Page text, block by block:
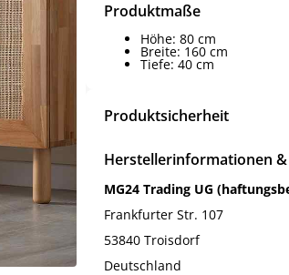
Produktmaße
Höhe: 80 cm
Breite: 160 cm
Tiefe: 40 cm
Produktsicherheit
Herstellerinformationen
MG24 Trading UG
Frankfurter Str. 107
53840 Troisdorf
Deutschland